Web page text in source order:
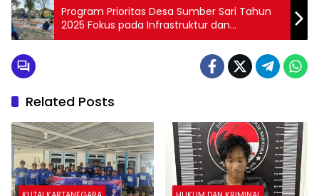
Program Prioritas Desa Sumber Sari Tahun
2025 Fokus pada Infrastruktur dan
Ketahanan Pangan
Related Posts